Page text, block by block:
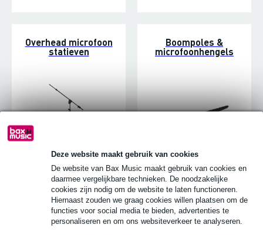
Deze website maakt gebruik van cookies
De website van Bax Music maakt gebruik van cookies en
daarmee vergelijkbare technieken. De noodzakelijke
cookies zijn nodig om de website te laten functioneren.
Hiernaast zouden we graag cookies willen plaatsen om de
functies voor social media te bieden, advertenties te
personaliseren en om ons websiteverkeer te analyseren.
Overhead microfoon
statieven
Boompoles &
microfoonhengels
Microfoon Statief
Accessoires
Statief-koffers &
tassen